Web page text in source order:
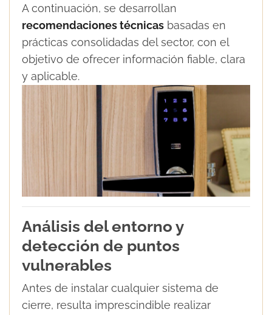
A continuación, se desarrollan
recomendaciones técnicas basadas en
prácticas consolidadas del sector, con el
objetivo de ofrecer información fiable, clara
y aplicable.
Análisis del entorno y
detección de puntos
vulnerables
Antes de instalar cualquier sistema de
cierre, resulta imprescindible realizar